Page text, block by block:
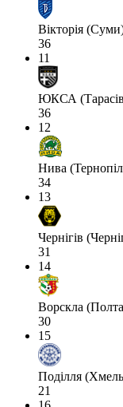
Вікторія
36
11
ЮКСА
36
12
Нива
34
13
Чернігів
31
14
Ворскла
30
15
Поділля
21